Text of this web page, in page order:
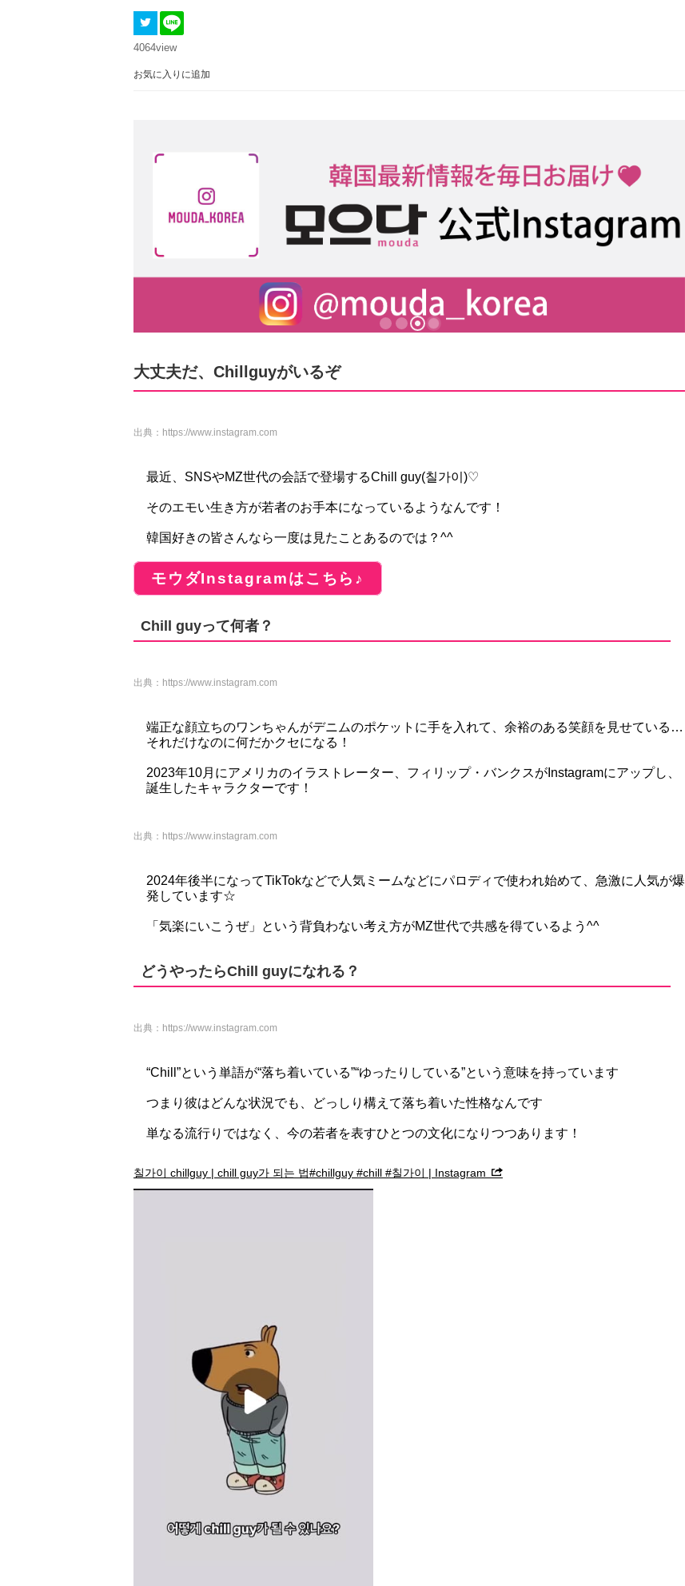
4064view
お気に入りに追加
大丈夫だ、Chillguyがいるぞ
出典： https://www.instagram.com
最近、SNSやMZ世代の会話で登場するChill guy(칠가이)♡
そのエモい生き方が若者のお手本になっているようなんです！
韓国好きの皆さんなら一度は見たことあるのでは？^^
モウダInstagramはこちら♪
Chill guyって何者？
出典： https://www.instagram.com
端正な顔立ちのワンちゃんがデニムのポケットに手を入れて、余裕のある笑顔を見せている…
それだけなのに何だかクセになる！
2023年10月にアメリカのイラストレーター、フィリップ・バンクスがInstagramにアップし、
誕生したキャラクターです！
出典： https://www.instagram.com
2024年後半になってTikTokなどで人気ミームなどにパロディで使われ始めて、急激に人気が爆
発しています☆
「気楽にいこうぜ」という背負わない考え方がMZ世代で共感を得ているよう^^
どうやったらChill guyになれる？
出典： https://www.instagram.com
“Chill”という単語が“落ち着いている”“ゆったりしている”という意味を持っています
つまり彼はどんな状況でも、どっしり構えて落ち着いた性格なんです
単なる流行りではなく、今の若者を表すひとつの文化になりつつあります！
칠가이 chillguy | chill guy가 되는 법#chillguy #chill #칠가이 | Instagram